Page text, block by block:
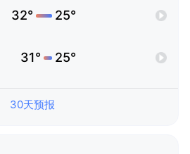
32° 25°
31° 25°
30天预报